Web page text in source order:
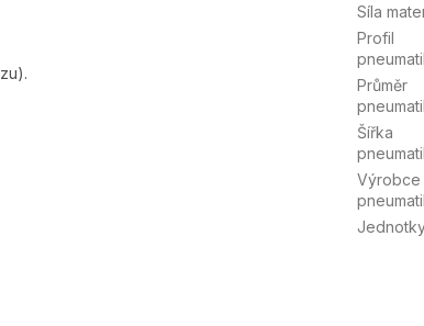
Síla
Profil
Průměr
Šířka
Výrobce